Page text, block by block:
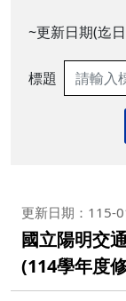
~更新日期(迄
標題
更新日期：115-
國立陽明交
(114學年度